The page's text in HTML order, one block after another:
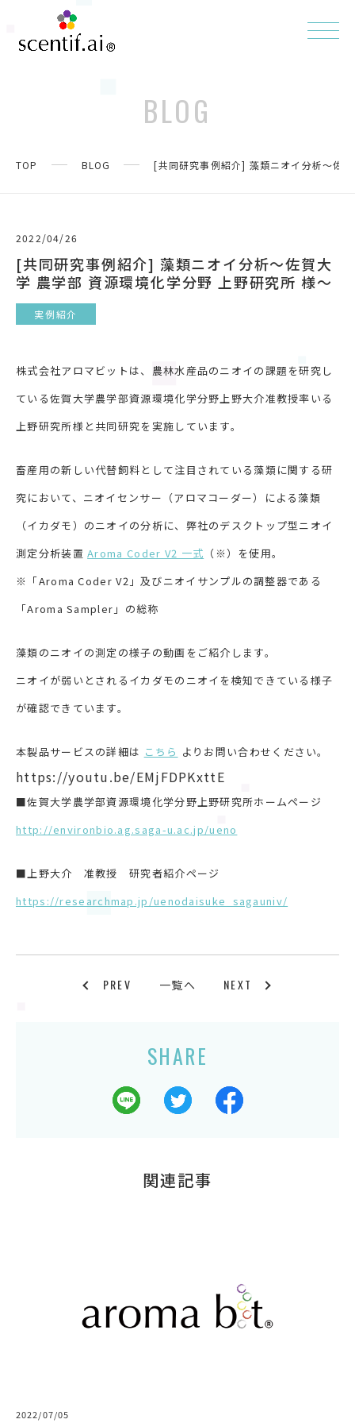
BLOG
TOP BLOG [共同研究事例紹介] 藻類ニオイ分析〜佐
2022/04/26
[共同研究事例紹介] 藻類ニオイ分析〜佐賀大
学 農学部 資源環境化学分野 上野研究所 様〜
実例紹介
株式会社アロマビットは、農林水産品のニオイの課題を研究し
ている佐賀大学農学部資源環境化学分野上野大介准教授率いる
上野研究所様と共同研究を実施しています。
畜産用の新しい代替飼料として注目されている藻類に関する研
究において、ニオイセンサー（アロマコーダー）による藻類
（イカダモ）のニオイの分析に、弊社のデスクトップ型ニオイ
測定分析装置Aroma Coder V2 一式 （※）を使用。
※「Aroma Coder V2」及びニオイサンプルの調整器である
「Aroma Sampler」の総称
藻類のニオイの測定の様子の動画をご紹介します。
ニオイが弱いとされるイカダモのニオイを検知できている様子
が確認できています。
本製品サービスの詳細は こちら よりお問い合わせください。
https://youtu.be/EMjFDPKxttE
■佐賀大学農学部資源環境化学分野上野研究所ホームページ
http://environbio.ag.saga-u.ac.jp/ueno
■上野大介 准教授 研究者紹介ページ
https://researchmap.jp/uenodaisuke_sagauniv/
PREV 一覧へ NEXT
SHARE
関連記事
2022/07/05